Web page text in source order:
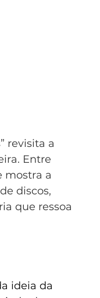
revisita a
Entre
mostra a
discos,
que ressoa
ideia da